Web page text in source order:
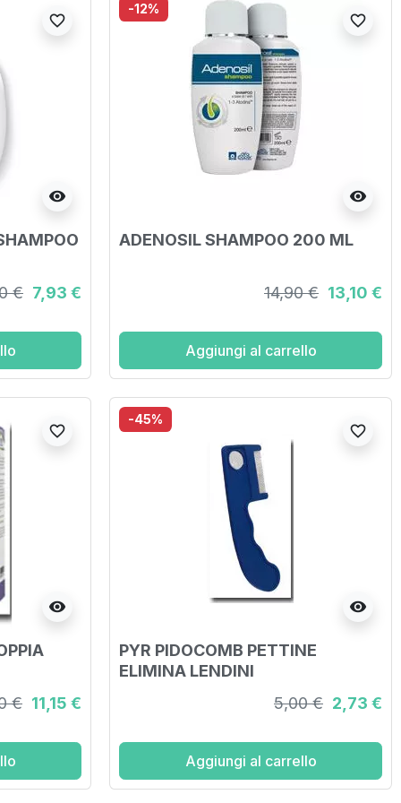
visibility
favorite_border
€ 7,93 €
-12%
visibility
favorite_border
ADENOSIL SHAMPOO 200 ML
14,90 € 13,10 €
Aggiungi al carrello
visibility
favorite_border
€ 11,15 €
-45%
visibility
favorite_border
PYR PIDOCOMB PETTINE
ELIMINA LENDINI
5,00 € 2,73 €
Aggiungi al carrello